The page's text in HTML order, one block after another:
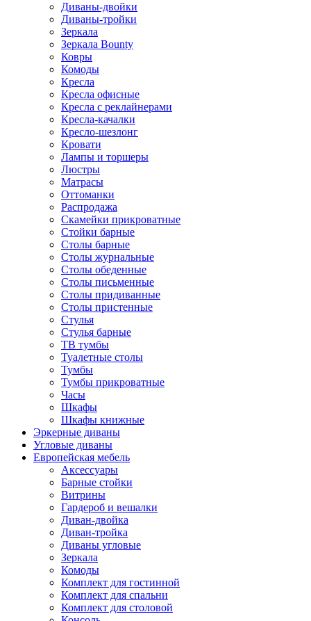
Диваны-двойки
Диваны-тройки
Зеркала
Зеркала Bounty
Ковры
Комоды
Кресла
Кресла офисные
Кресла с реклайнерами
Кресла-качалки
Кресло-шезлонг
Кровати
Лампы и торшеры
Люстры
Матрасы
Оттоманки
Распродажа
Скамейки прикроватные
Стойки барные
Столы барные
Столы журнальные
Столы обеденные
Столы письменные
Столы придиванные
Столы пристенные
Стулья
Стулья барные
ТВ тумбы
Туалетные столы
Тумбы
Тумбы прикроватные
Часы
Шкафы
Шкафы книжные
Эркерные диваны
Угловые диваны
Европейская мебель
Аксессуары
Барные стойки
Витрины
Гардероб и вешалки
Диван-двойка
Диван-тройка
Диваны угловые
Зеркала
Комоды
Комплект для гостинной
Комплект для спальни
Комплект для столовой